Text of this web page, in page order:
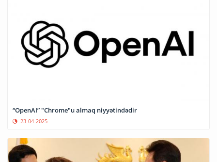
“OpenAI” "Chrome"u almaq niyyətindədir
23-04-2025